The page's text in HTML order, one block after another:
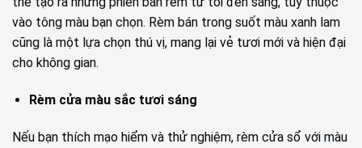
vào tông màu bạn chọn. Rèm bán trong suốt màu xanh lam
cũng là một lựa chọn thú vị, mang lại vẻ tươi mới và hiện đại
cho không gian.
Rèm cửa màu sắc tươi sáng
Nếu bạn thích mạo hiểm và thử nghiệm, rèm cửa sổ với màu